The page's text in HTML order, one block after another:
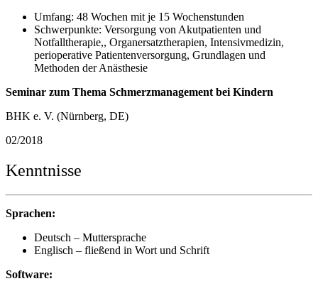
Umfang: 48 Wochen mit je 15 Wochenstunden
Schwerpunkte: Versorgung von Akutpatienten und
Notfalltherapie,, Organersatztherapien, Intensivmedizin,
perioperative Patientenversorgung, Grundlagen und
Methoden der Anästhesie
Seminar zum Thema Schmerzmanagement bei Kindern
BHK e. V. (Nürnberg, DE)
02/2018
Kenntnisse
Sprachen:
Deutsch – Muttersprache
Englisch – fließend in Wort und Schrift
Software: